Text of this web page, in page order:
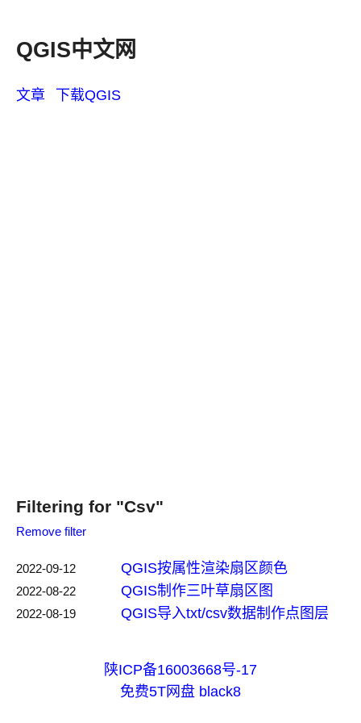
QGIS中文网
文章 下载QGIS
Filtering for "Csv"
Remove filter
2022-09-12 QGIS按属性渲染扇区颜色
2022-08-22 QGIS制作三叶草扇区图
2022-08-19 QGIS导入txt/csv数据制作点图层
陕ICP备16003668号-17
免费5T网盘 black8